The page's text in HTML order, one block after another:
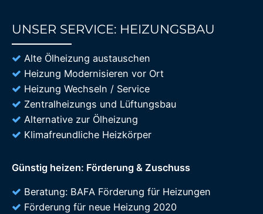
UNSER SERVICE: HEIZUNGSBAU
Alte Ölheizung austauschen
Heizung Modernisieren vor Ort
Heizung Wechseln / Service
Zentralheizungs und Lüftungsbau
Alternative zur Ölheizung
Klimafreundliche Heizkörper
Günstig heizen: Förderung & Zuschuss
Beratung: BAFA Förderung für Heizungen
Förderung für neue Heizung 2020